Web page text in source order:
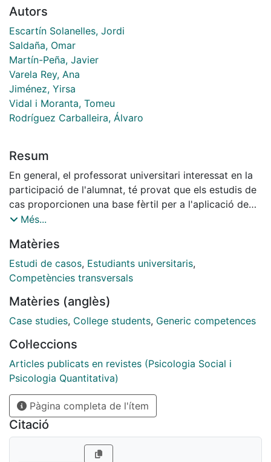
Autors
Escartín Solanelles, Jordi
Saldaña, Omar
Martín-Peña, Javier
Varela Rey, Ana
Jiménez, Yirsa
Vidal i Moranta, Tomeu
Rodríguez Carballeira, Álvaro
Resum
En general, el professorat universitari interessat en la
participació de l'alumnat, té provat que els estudis de
cas proporcionen una base fèrtil per a l'aplicació de
conceptes a situacions del món real. L'estudi
que l'alumnat de psicologia social de la Universitat de
Barcelona experimentés com a subjectes actius del
seu procés d'aprenentatge, creant estudis de cas.
significatiu que l'ha beneficiat també en l'examen final,
en la nota de final de curs i en la seva satisfacció amb
Més...
Matèries
Estudi de casos, Estudiants universitaris,
Competències transversals
Matèries (anglès)
Case studies, College students, Generic competences
Col·leccions
Articles publicats en revistes (Psicologia Social i
Psicologia Quantitativa)
Pàgina completa de l'ítem
Citació